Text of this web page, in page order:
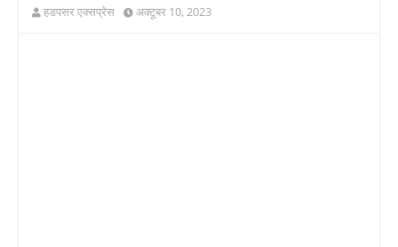
हडपसर एक्सप्रेस अक्टूबर 10, 2023